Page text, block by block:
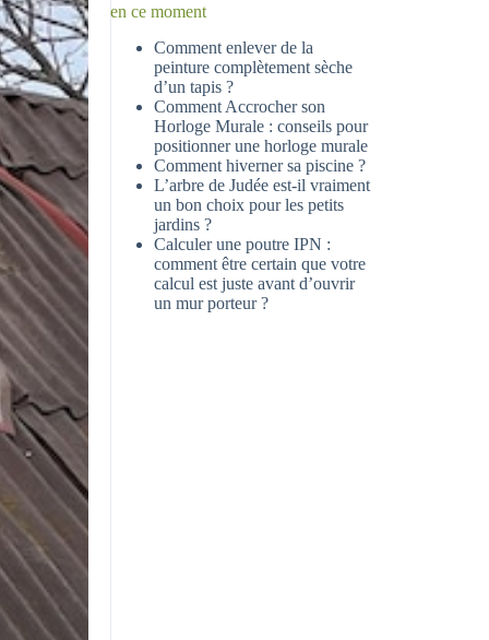
en ce moment
Comment enlever de la
peinture complètement sèche
d’un tapis ?
Comment Accrocher son
Horloge Murale : conseils pour
positionner une horloge murale
Comment hiverner sa piscine ?
L’arbre de Judée est-il vraiment
un bon choix pour les petits
jardins ?
Calculer une poutre IPN :
comment être certain que votre
calcul est juste avant d’ouvrir
un mur porteur ?